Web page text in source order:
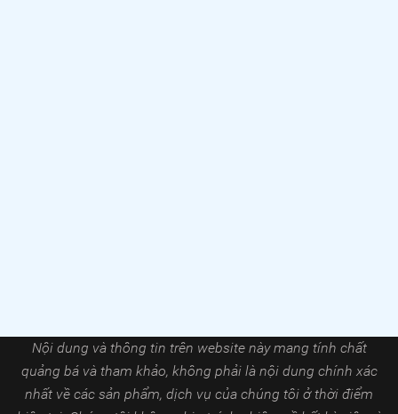
Nội dung và thông tin trên website này mang tính chất
quảng bá và tham khảo, không phải là nội dung chính xác
nhất về các sản phẩm, dịch vụ của chúng tôi ở thời điểm